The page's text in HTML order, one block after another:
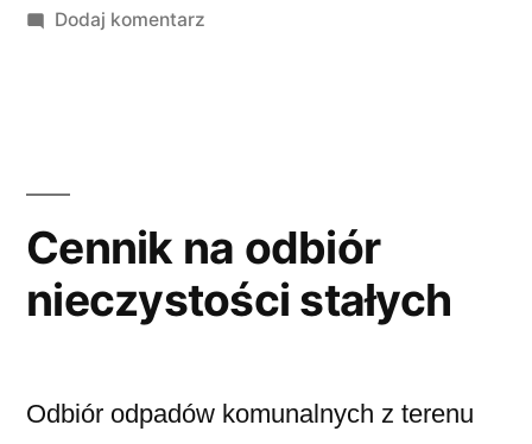
Dodaj komentarz
Cennik na odbiór
nieczystości stałych
Odbiór odpadów komunalnych z terenu